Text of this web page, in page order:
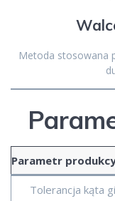
Metoda stosowana
Parametr
Tolerancja kąta